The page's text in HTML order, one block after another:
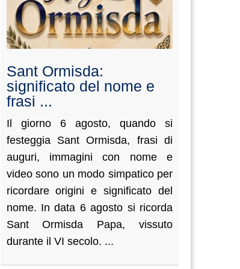
Sant Ormisda:
significato del nome e
frasi ...
Il giorno 6 agosto, quando si
festeggia Sant Ormisda, frasi di
auguri, immagini con nome e
video sono un modo simpatico per
ricordare origini e significato del
nome. In data 6 agosto si ricorda
Sant Ormisda Papa, vissuto
durante il VI secolo. ...